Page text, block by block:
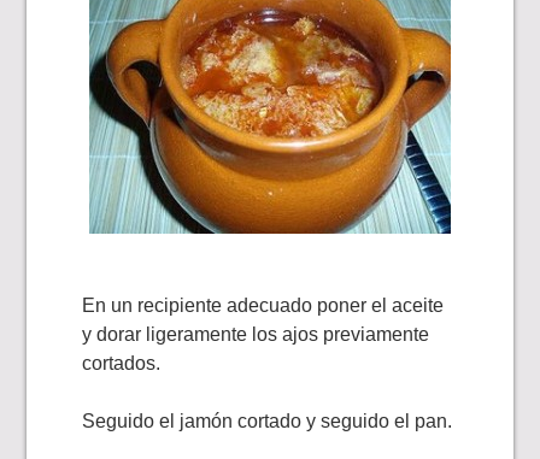
En un recipiente adecuado poner el aceite
y dorar ligeramente los ajos previamente
cortados.
Seguido el jamón cortado y seguido el pan.